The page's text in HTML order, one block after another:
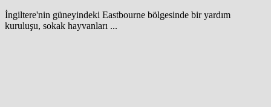
İngiltere'nin güneyindeki Eastbourne bölgesinde bir yardım
kuruluşu, sokak hayvanları ...